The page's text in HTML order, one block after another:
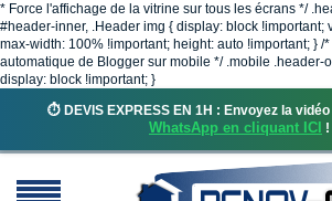
* Force l'affichage de la vitrine sur tous les écrans */
#header-inner, .Header img { display: block !important;
max-width: 100% !important; height: auto !important; } /
automatique de Blogger sur mobile */ .mobile .header-
display: block !important; }
⏱️ DEVIS EXPRESS EN 1H : Envoyez la
WhatsApp en cliquant ICI